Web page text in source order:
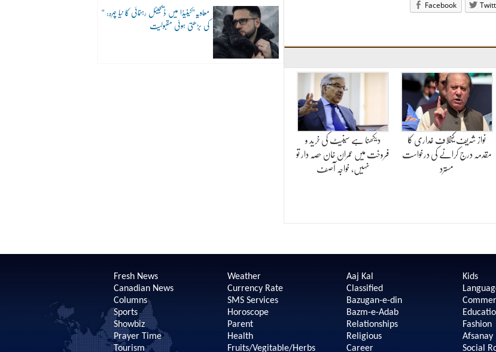
“معاویہ”کینیڈا میں ڈیجیٹل رہنمائی کا نیا چہرہ:
کی بڑھتی ہوئی مقبولیت
Facebook
نواز شریف کیخلاف غداری کا
مقدمہ درج کرانے کی درخواست
مسترد
دیکھنا ہے سینیٹ کی خرید و
فروخت میں عمران خان حصہ دار تو
نہیں، خواجہ آصف
Fresh News
Canadian News
Columns
Sports
Showbiz
Prayer Time
Tourism
Weather
Currency Rate
SMS Services
Horoscope
Parent
Health
Fruits/Vegitable/Herbs
Aaj Kal
Classified
Bazugan-e-din
Bazm-e-Adab
Relationships
Religious
Career
Kids
Fashion
Afsanay
Social